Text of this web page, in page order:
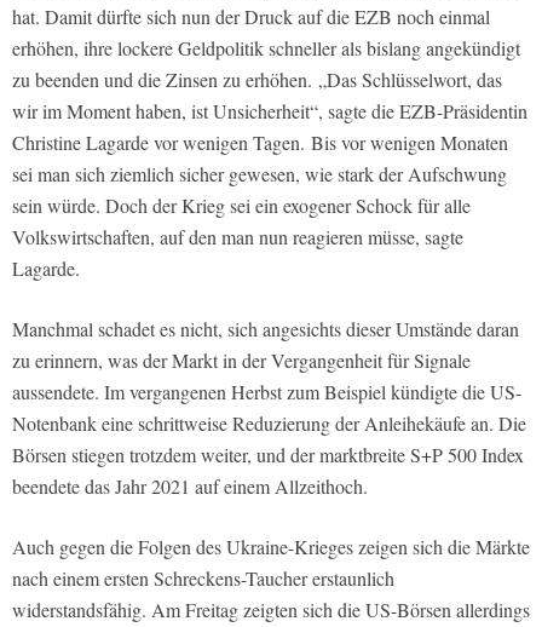
hat. Damit dürfte sich nun der Druck auf die EZB noch einmal
erhöhen, ihre lockere Geldpolitik schneller als bislang angekündigt
zu beenden und die Zinsen zu erhöhen. „Das Schlüsselwort, das
wir im Moment haben, ist Unsicherheit“, sagte die EZB-Präsidentin
Christine Lagarde vor wenigen Tagen. Bis vor wenigen Monaten
sei man sich ziemlich sicher gewesen, wie stark der Aufschwung
sein würde. Doch der Krieg sei ein exogener Schock für alle
Volkswirtschaften, auf den man nun reagieren müsse, sagte
Lagarde.
Manchmal schadet es nicht, sich angesichts dieser Umstände daran
zu erinnern, was der Markt in der Vergangenheit für Signale
aussendete. Im vergangenen Herbst zum Beispiel kündigte die US-
Notenbank eine schrittweise Reduzierung der Anleihekäufe an. Die
Börsen stiegen trotzdem weiter, und der marktbreite S+P 500 Index
beendete das Jahr 2021 auf einem Allzeithoch.
Auch gegen die Folgen des Ukraine-Krieges zeigen sich die Märkte
nach einem ersten Schreckens-Taucher erstaunlich
widerstandsfähig. Am Freitag zeigten sich die US-Börsen allerdings